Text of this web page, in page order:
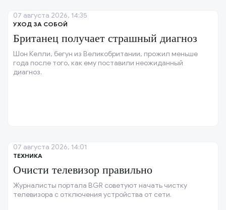
УХОД ЗА СОБОЙ
Британец получает страшный диагноз
Шон Келли, бегун из Великобритании, прожил меньше
года после того, как ему поставили неожиданный
диагноз.
07 августа 2026, 14:35
ТЕХНИКА
Очисти телевизор правильно
Журналисты портала BGR советуют начать чистку
телевизора с отключения устройства от сети.
07 августа 2026, 14:01